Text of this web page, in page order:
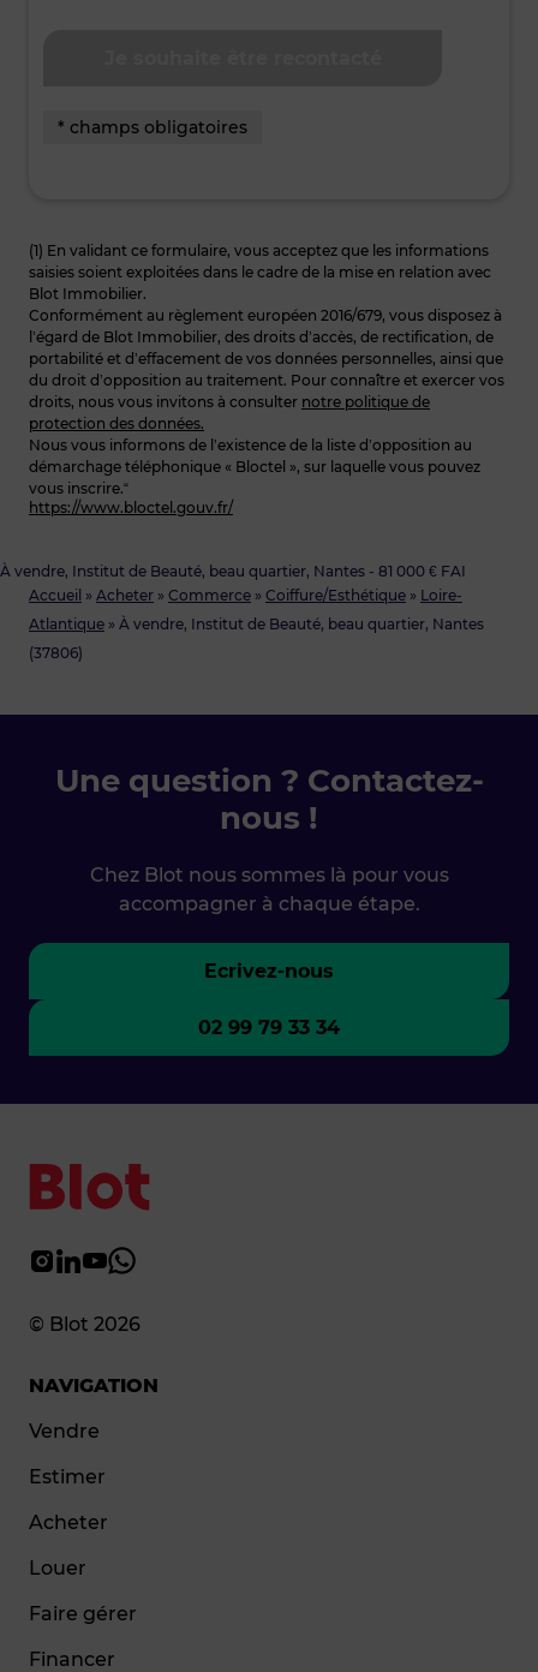
Accueil » Acheter » Commerce » Coiffure/Esthétique » Loire-
Atlantique » À vendre, Institut de Beauté, beau quartier, Nantes
(37806)
À vendre, Institut de Beauté, beau quartier, Nantes - 81 000 € FAI
* champs obligatoires
(1) En validant ce formulaire, vous acceptez que les informations
saisies soient exploitées dans le cadre de la mise en relation avec
Blot Immobilier.
Conformément au règlement européen 2016/679, vous disposez à
l’égard de Blot Immobilier, des droits d’accès, de rectification, de
portabilité et d’effacement de vos données personnelles, ainsi que
du droit d’opposition au traitement. Pour connaître et exercer vos
droits, nous vous invitons à consulter notre politique de
protection des données.
Nous vous informons de l’existence de la liste d’opposition au
démarchage téléphonique « Bloctel », sur laquelle vous pouvez
vous inscrire.“
https://www.bloctel.gouv.fr/
Une question ? Contactez-
nous !
Chez Blot nous sommes là pour vous
accompagner à chaque étape.
Ecrivez-nous
02 99 79 33 34
© Blot 2026
NAVIGATION
Vendre
Estimer
Acheter
Louer
Faire gérer
Financer